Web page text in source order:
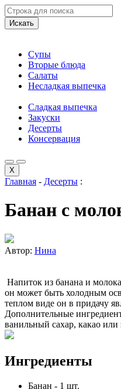
Искать
Супы
Вторые блюда
Салаты
Несладкая выпечка
Сладкая выпечка
Закуски
Десерты
Консервация
X
Главная - Десерты :
Банан с
Автор: Нина
Напиток из банана и
он может быть холодным
теплом виде он в придачу
Дополнительные
ванильный сахар, какао или
Ингредиенты
Банан - 1 шт.